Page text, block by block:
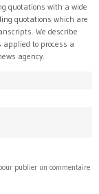
quotations with a wide
quotations which are
We describe
applied to process a
agency.
publier un commentaire